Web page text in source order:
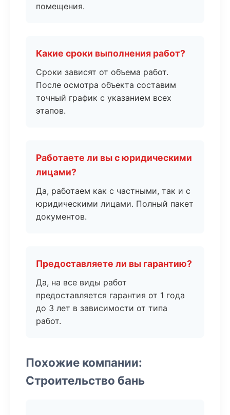
помещения.
Какие сроки выполнения работ?
Сроки зависят от объема работ.
После осмотра объекта составим
точный график с указанием всех
этапов.
Работаете ли вы с юридическими
лицами?
Да, работаем как с частными, так и с
юридическими лицами. Полный пакет
документов.
Предоставляете ли вы гарантию?
Да, на все виды работ
предоставляется гарантия от 1 года
до 3 лет в зависимости от типа
работ.
Похожие компании:
Строительство бань